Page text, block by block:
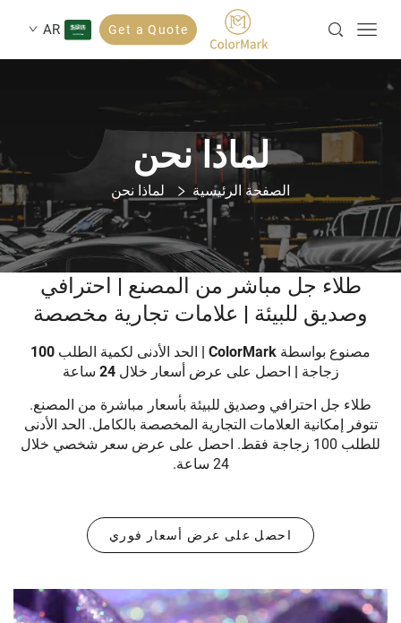
Get a Quote
AR
لماذا نحن
الصفحة الرئيسية لماذا نحن
طلاء جل مباشر من المصنع | احترافي
وصديق للبيئة | علامات تجارية مخصصة
مصنوع بواسطة ColorMark | الحد الأدنى لكمية الطلب 100
زجاجة | احصل على عرض أسعار خلال 24 ساعة
طلاء جل احترافي وصديق للبيئة بأسعار مباشرة من المصنع.
تتوفر إمكانية العلامات التجارية المخصصة بالكامل. الحد الأدنى
للطلب 100 زجاجة فقط. احصل على عرض سعر شخصي خلال
24 ساعة.
احصل على عرض أسعار فوري